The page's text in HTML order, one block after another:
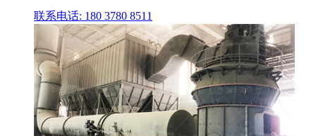
联系电话: 180 3780 8511